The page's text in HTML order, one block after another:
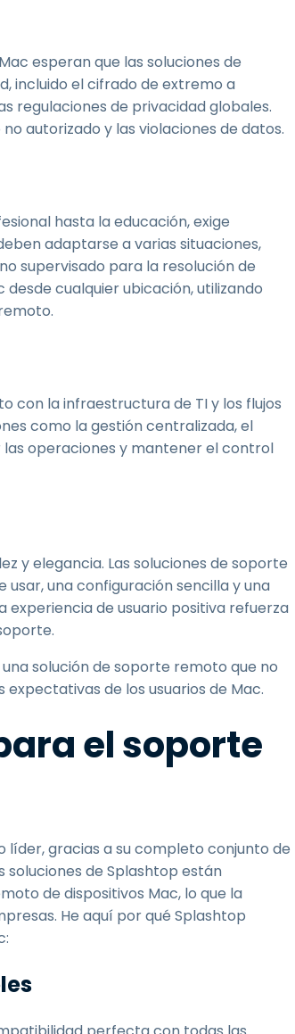
esperan que las soluciones de
incluido el cifrado de extremo a
regulaciones de privacidad globales.
autorizado y las violaciones de datos.
hasta la educación, exige
adaptarse a varias situaciones,
supervisado para la resolución de
cualquier ubicación, utilizando
con la infraestructura de TI y los flujos
como la gestión centralizada, el
operaciones y mantener el control
y elegancia. Las soluciones de soporte
una configuración sencilla y una
de usuario positiva refuerza
solución de soporte remoto que no
de los usuarios de Mac.
el soporte
gracias a su completo conjunto de
soluciones de Splashtop están
de dispositivos Mac, lo que la
He aquí por qué Splashtop